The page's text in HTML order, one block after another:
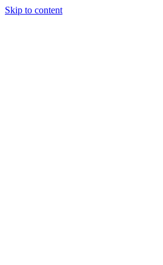
Skip to content